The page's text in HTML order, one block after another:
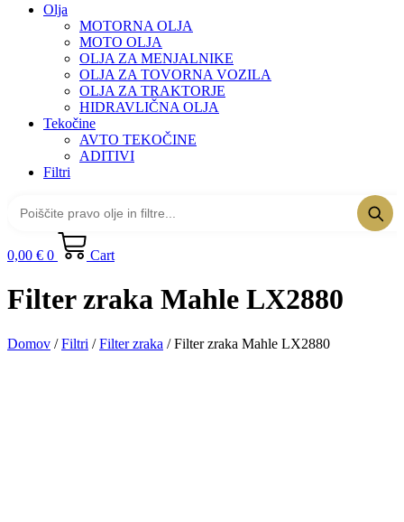
Olja
MOTORNA OLJA
MOTO OLJA
OLJA ZA MENJALNIKE
OLJA ZA TOVORNA VOZILA
OLJA ZA TRAKTORJE
HIDRAVLIČNA OLJA
Tekočine
AVTO TEKOČINE
ADITIVI
Filtri
0,00 € 0 Cart
Filter zraka Mahle LX2880
Domov /Filtri /Filter zraka / Filter zraka Mahle LX2880